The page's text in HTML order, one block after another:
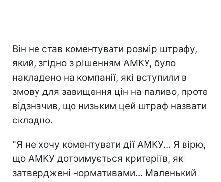
Він не став коментувати розмір штрафу,
який, згідно з рішенням АМКУ, було
накладено на компанії, які вступили в
змову для завищення цін на паливо, проте
відзначив, що низьким цей штраф назвати
складно.
"Я не хочу коментувати дії АМКУ... Я вірю,
що АМКУ дотримується критеріїв, які
затверджені нормативами... Маленький